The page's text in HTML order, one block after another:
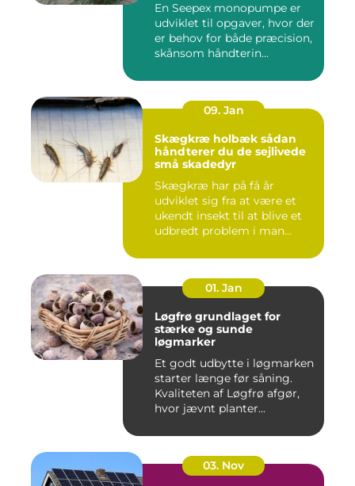
En Seepex monopumpe er
udviklet til opgaver, hvor der
er behov for både præcision,
skånsom håndterin...
09. Jan
Skægkræ holbæk sådan
håndterer du de sejlivede
små skadedyr
Skægkræ har på få år
udviklet sig fra at være et
ukendt insekt til at blive et
udbredt problem i man...
01. Jan
Løgfrø grundlaget for
stærke og sunde
løgmarker
Et godt udbytte i løgmarken
starter længe før såning.
Kvaliteten af Løgfrø afgør,
hvor jævnt planter...
03. Nov